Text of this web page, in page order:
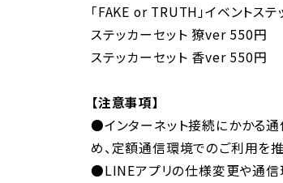
「FAKE or TRUTH」イベントステ
ステッカーセット 獠ver 550円
ステッカーセット 香ver 550円
【注意事項】
●インターネット接続にかかる
め、定額通信環境でのご利用を
●LINEアプリの仕様変更や通信